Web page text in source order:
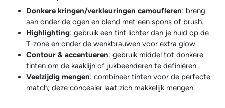
Donkere kringen/verkleuringen camoufleren: breng
aan onder de ogen en blend met een spons of brush.
Highlighting: gebruik een tint lichter dan je huid op de
T-zone en onder de wenkbrauwen voor extra glow.
Contour & accentueren: gebruik middel tot donkere
tinten om de kaaklijn of jukbeenderen te definiëren.
Veelzijdig mengen: combineer tinten voor de perfecte
match; deze concealer laat zich makkelijk mengen.